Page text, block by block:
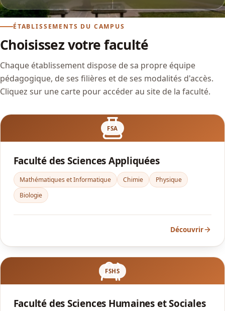
ÉTABLISSEMENTS DU CAMPUS
Choisissez votre faculté
Chaque établissement dispose de sa propre équipe
pédagogique, de ses filières et de ses modalités d'accès.
Cliquez sur une carte pour accéder au site de la faculté.
FSA
Faculté des Sciences Appliquées
Mathématiques et Informatique Chimie
Physique
Biologie
Découvrir
FSHS
Faculté des Sciences Humaines et Sociales